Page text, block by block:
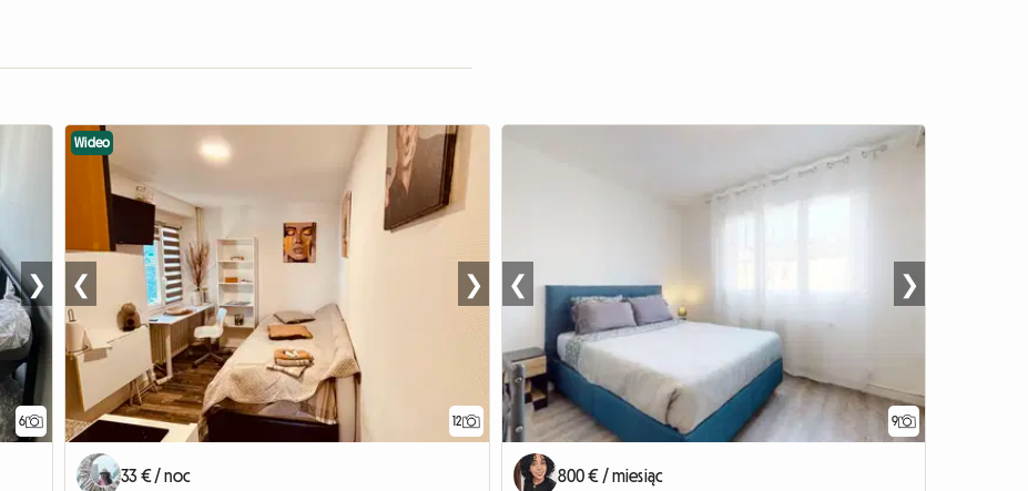
6
❯
12
Wideo
❮ ❯
33 € / noc
9
❮ ❯
800 € / miesiąc